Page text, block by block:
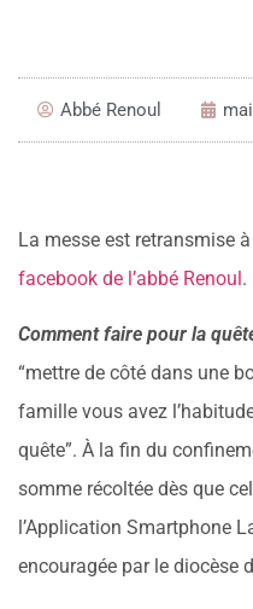
Abbé Renoul
La messe est retransmise
facebook de l’abbé Renoul.
Comment faire pour la
“mettre de côté dans une
famille vous avez
quête”. À la fin du
somme récoltée dès que
l’Application Smartphone
encouragée par le diocèse